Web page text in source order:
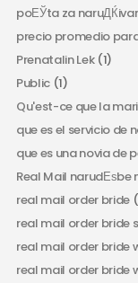
poЕЎta za
precio promedio
Prenatalin Lek(1)
Public(1)
Qu'est-ce que la
que es el servicio de
que es una novia de
Real Mail
real mail order bride
real mail order bride
real mail order bride
real mail order bride